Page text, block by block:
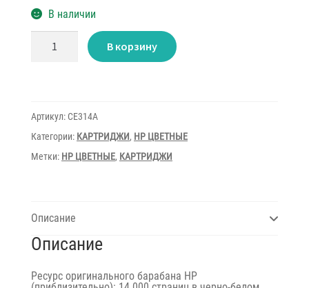
В наличии
Количество
товара
for
CP1025,
CP1025nw
В корзину
Артикул: CE314A
Категории: КАРТРИДЖИ, HP ЦВЕТНЫЕ
Метки: HP ЦВЕТНЫЕ, КАРТРИДЖИ
Описание
Описание
Ресурс оригинального барабана HP